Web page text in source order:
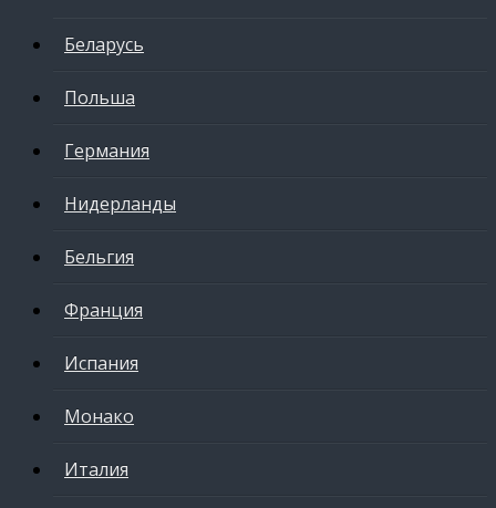
Беларусь
Польша
Германия
Нидерланды
Бельгия
Франция
Испания
Монако
Италия